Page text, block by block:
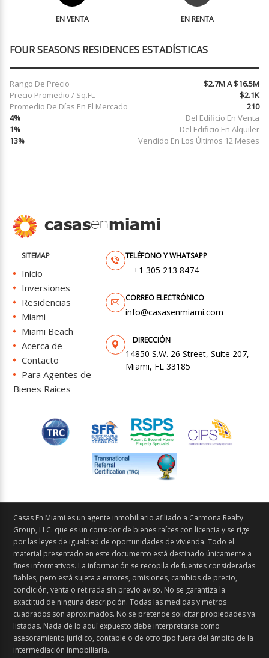
EN VENTA EN RENTA
FOUR SEASONS RESIDENCES ESTADÍSTICAS
$2.7M A $16.5M
Rango De Precio
$2.1K
Precio Promedio / Sq.Ft.
210
Promedio De Días En El Mercado
Del Edificio En Venta
4%
Del Edificio En Alquiler
1%
Vendido En Los Últimos 12 Meses
13%
casasenmiami
SITEMAP
Inicio
Inversiones
Residencias
Miami
Miami Beach
Acerca de
Contacto
Para Agentes de
Bienes Raices
+1 305 213 8474
info@casasenmiami.com
14850 S.W. 26 Street, Suite 207,
Miami, FL 33185
Casas En Miami es un agente inmobiliario afiliado a Carmona Realty
Group, LLC. que es un corredor de bienes raíces con licencia y se rige
por las leyes de igualdad de oportunidades de vivienda. Todo el
material presentado en este documento está destinado únicamente a
fines informativos. La información se recopila de fuentes consideradas
fiables, pero está sujeta a errores, omisiones, cambios de precio,
condición, venta o retirada sin previo aviso. No se garantiza la
exactitud de ninguna descripción. Todas las medidas y metros
cuadrados son aproximados. No se pretende solicitar propiedades ya
listadas. Nada de lo aquí expuesto debe interpretarse como
asesoramiento jurídico, contable o de otro tipo fuera del ámbito de la
intermediación inmobiliaria.